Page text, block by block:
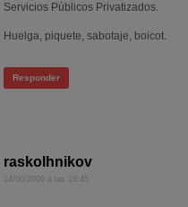
Servicios Públicos Privatizados.
Huelga, piquete, sabotaje, boicot.
Responder
raskolhnikov
14/06/2009 a las 18:45